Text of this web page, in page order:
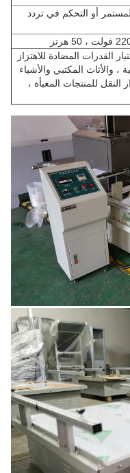
أو التحكم في تردد
القدرات المضادة للاهتزاز
، والأثاث المكتبي والأشياء
النقل للمنتجات المعبأة ،